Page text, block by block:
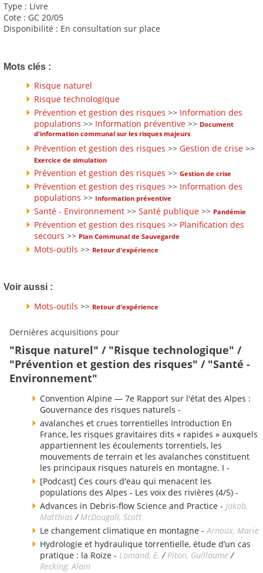
Type : Livre
Cote : GC 20/05
Disponibilité : En consultation sur place
Mots clés :
Risque naturel
Risque technologique
Prévention et gestion des risques >> Information des
populations >> Information préventive >> Document
d'information communal sur les risques majeurs
Prévention et gestion des risques >> Gestion de crise >>
Exercice de simulation
Prévention et gestion des risques >> Gestion de crise
Prévention et gestion des risques >> Information des
populations >> Information préventive
Santé - Environnement >> Santé publique >> Pandémie
Prévention et gestion des risques >> Planification des
secours >> Plan Communal de Sauvegarde
Mots-outils >> Retour d'expérience
Voir aussi :
Mots-outils >> Retour d'expérience
Dernières acquisitions pour
"Risque naturel" / "Risque technologique" /
"Prévention et gestion des risques" / "Santé -
Environnement"
Convention Alpine — 7e Rapport sur l'état des Alpes :
Gouvernance des risques naturels -
avalanches et crues torrentielles Introduction En
France, les risques gravitaires dits « rapides » auxquels
appartiennent les écoulements torrentiels, les
mouvements de terrain et les avalanches constituent
les principaux risques naturels en montagne. I -
[Podcast] Ces cours d'eau qui menacent les
populations des Alpes - Les voix des rivières (4/5) -
Advances in Debris-flow Science and Practice - Jakob,
Matthias/McDougall, Scott
Le changement climatique en montagne -Arnoux, Marie
Hydrologie et hydraulique torrentielle, étude d’un cas
pratique : la Roize - Lamand, E. / Piton, Guillaume/
Recking, Alain